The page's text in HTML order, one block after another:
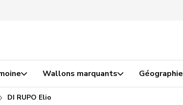
Wallons marquants Géographie
DI RUPO Elio